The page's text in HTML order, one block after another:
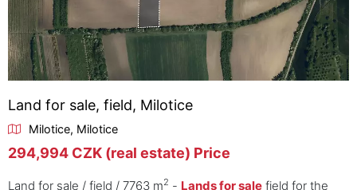
Land for sale, field, Milotice
Milotice, Milotice
294,994 CZK (real estate) Price
Land for sale / field / 7763 m2 - Lands for sale field for the